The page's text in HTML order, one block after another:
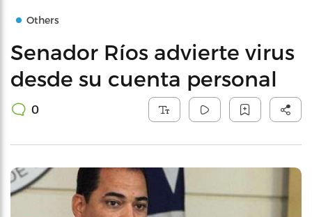
Others
Senador Ríos advierte virus
desde su cuenta personal
0